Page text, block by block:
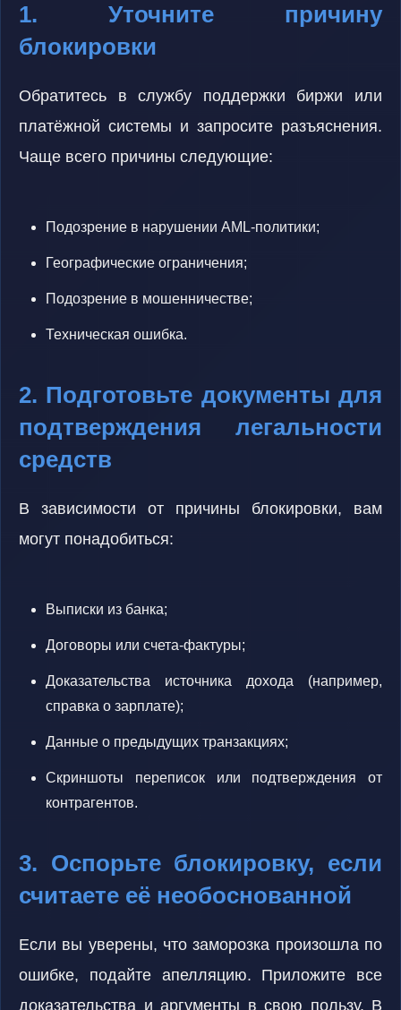
1. Уточните причину
блокировки
Обратитесь в службу поддержки биржи или
платёжной системы и запросите разъяснения.
Чаще всего причины следующие:
Подозрение в нарушении AML-политики;
Географические ограничения;
Подозрение в мошенничестве;
Техническая ошибка.
2. Подготовьте документы для
подтверждения легальности
средств
В зависимости от причины блокировки, вам
могут понадобиться:
Выписки из банка;
Договоры или счета-фактуры;
Доказательства источника дохода (например,
справка о зарплате);
Данные о предыдущих транзакциях;
Скриншоты переписок или подтверждения от
контрагентов.
3. Оспорьте блокировку, если
считаете её необоснованной
Если вы уверены, что заморозка произошла по
ошибке, подайте апелляцию. Приложите все
доказательства и аргументы в свою пользу. В